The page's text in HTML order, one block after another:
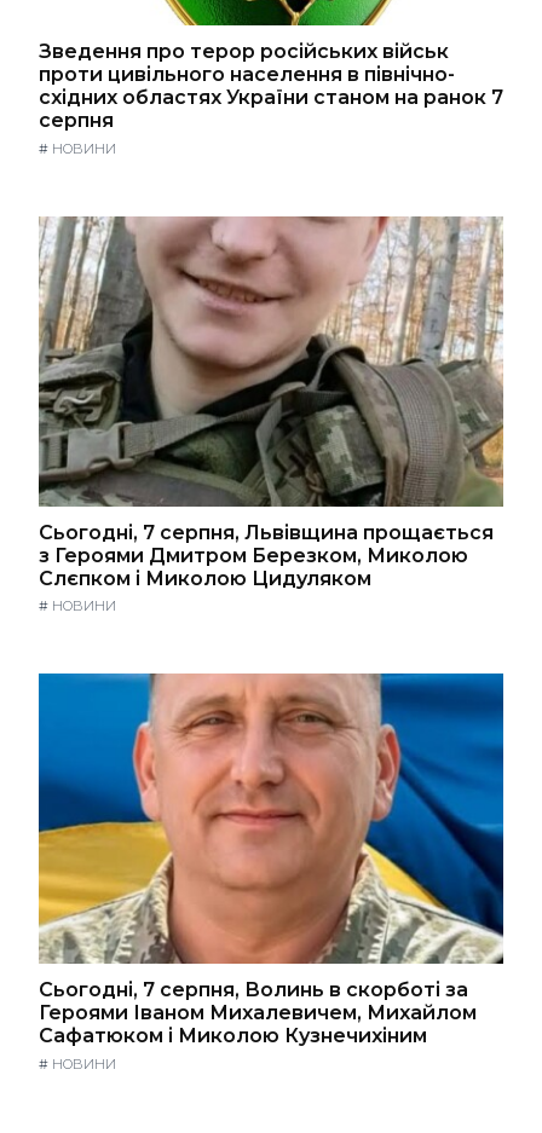
Зведення про терор російських військ
проти цивільного населення в північно-
східних областях України станом на ранок 7
серпня
# НОВИНИ
Сьогодні, 7 серпня, Львівщина прощається
з Героями Дмитром Березком, Миколою
Слєпком і Миколою Цидуляком
# НОВИНИ
Сьогодні, 7 серпня, Волинь в скорботі за
Героями Іваном Михалевичем, Михайлом
Сафатюком і Миколою Кузнечихіним
# НОВИНИ